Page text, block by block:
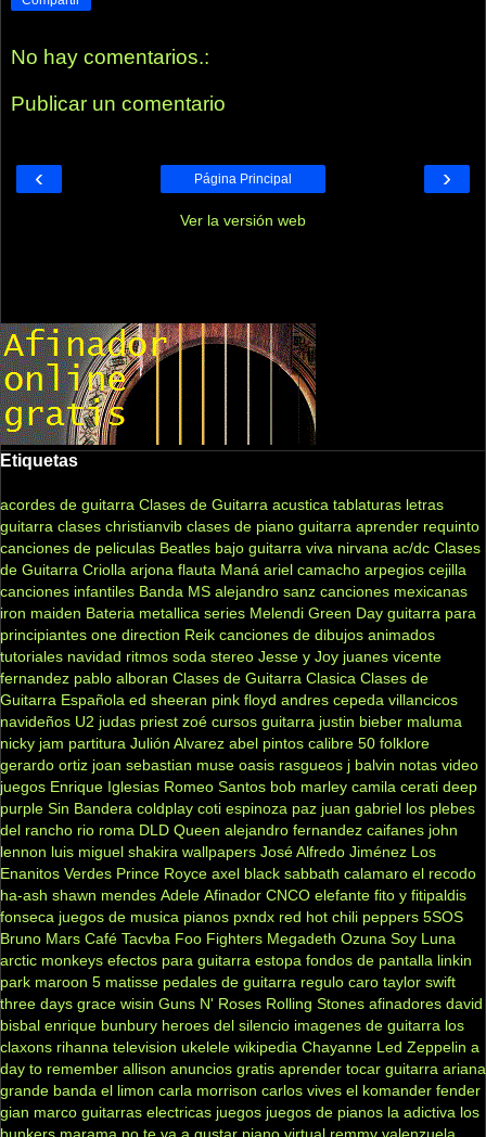
No hay comentarios.:
Publicar un comentario
‹ ›
Página Principal
Ver la versión web
Etiquetas
acordes de guitarra Clases de Guitarra acustica tablaturas letras
guitarra clases christianvib clases de piano guitarra aprender requinto
canciones de peliculas Beatles bajo guitarra viva nirvana ac/dc Clases
de Guitarra Criolla arjona flauta Maná ariel camacho arpegios cejilla
canciones infantiles Banda MS alejandro sanz canciones mexicanas
iron maiden Bateria metallica series Melendi Green Day guitarra para
principiantes one direction Reik canciones de dibujos animados
tutoriales navidad ritmos soda stereo Jesse y Joy juanes vicente
fernandez pablo alboran Clases de Guitarra Clasica Clases de
Guitarra Española ed sheeran pink floyd andres cepeda villancicos
navideños U2 judas priest zoé cursos guitarra justin bieber maluma
nicky jam partitura Julión Alvarez abel pintos calibre 50 folklore
gerardo ortiz joan sebastian muse oasis rasgueos j balvin notas video
juegos Enrique Iglesias Romeo Santos bob marley camila cerati deep
purple Sin Bandera coldplay coti espinoza paz juan gabriel los plebes
del rancho rio roma DLD Queen alejandro fernandez caifanes john
lennon luis miguel shakira wallpapers José Alfredo Jiménez Los
Enanitos Verdes Prince Royce axel black sabbath calamaro el recodo
ha-ash shawn mendes Adele Afinador CNCO elefante fito y fitipaldis
fonseca juegos de musica pianos pxndx red hot chili peppers 5SOS
Bruno Mars Café Tacvba Foo Fighters Megadeth Ozuna Soy Luna
arctic monkeys efectos para guitarra estopa fondos de pantalla linkin
park maroon 5 matisse pedales de guitarra regulo caro taylor swift
three days grace wisin Guns N' Roses Rolling Stones afinadores david
bisbal enrique bunbury heroes del silencio imagenes de guitarra los
claxons rihanna television ukelele wikipedia Chayanne Led Zeppelin a
day to remember allison anuncios gratis aprender tocar guitarra ariana
grande banda el limon carla morrison carlos vives el komander fender
gian marco guitarras electricas juegos juegos de pianos la adictiva los